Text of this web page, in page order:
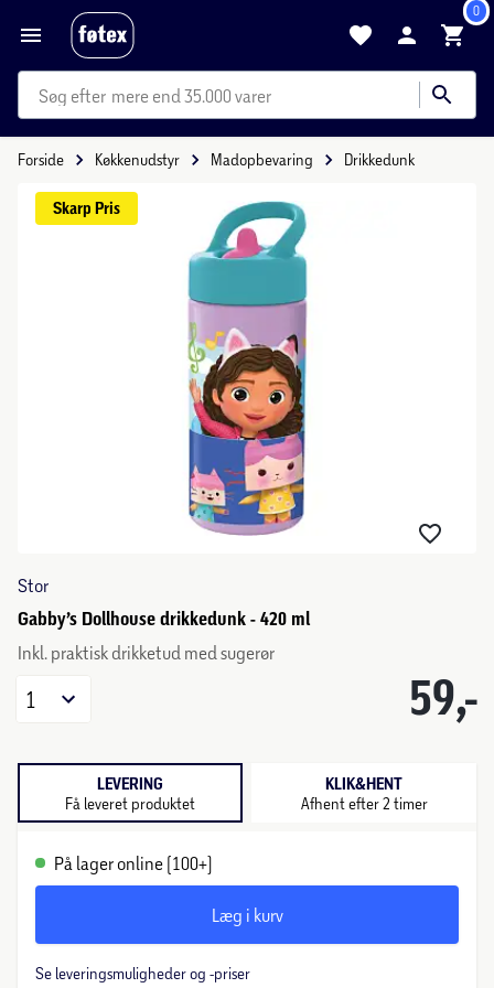
0
mere end 35.000 varer
Forside Køkkenudstyr Madopbevaring Drikkedunk
Skarp Pris
Stor
Gabby’s Dollhouse drikkedunk - 420 ml
Inkl. praktisk drikketud med sugerør
59,-
1
LEVERING
Få leveret produktet
KLIK&HENT
Afhent efter 2 timer
På lager online (100+)
Læg i kurv
Se leveringsmuligheder og -priser